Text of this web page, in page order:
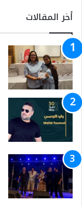
أخر المقالات